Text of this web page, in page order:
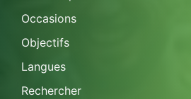
Occasions
Objectifs
Langues
Rechercher